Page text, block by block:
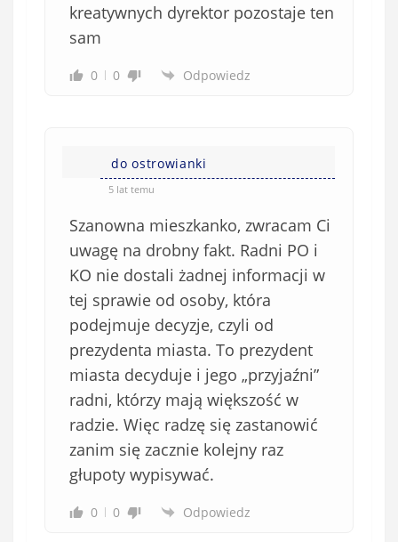
kreatywnych dyrektor pozostaje ten
sam
0 0 Odpowiedz
do ostrowianki
5 lat temu
Szanowna mieszkanko, zwracam Ci
uwagę na drobny fakt. Radni PO i
KO nie dostali żadnej informacji w
tej sprawie od osoby, która
podejmuje decyzje, czyli od
prezydenta miasta. To prezydent
miasta decyduje i jego „przyjaźni”
radni, którzy mają większość w
radzie. Więc radzę się zastanowić
zanim się zacznie kolejny raz
głupoty wypisywać.
0 0 Odpowiedz